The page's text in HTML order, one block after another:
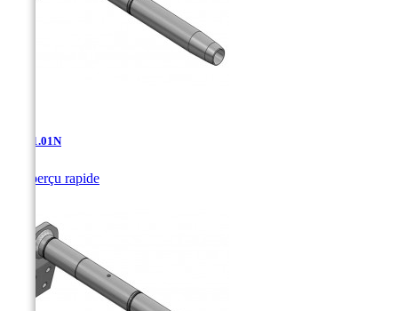
AD-11.01N
Aperçu rapide